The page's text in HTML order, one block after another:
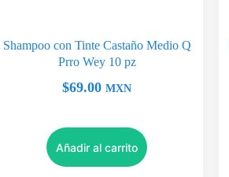
Shampoo con Tinte Castaño Medio Q
Prro Wey 10 pz
$69.00 MXN
Añadir al carrito